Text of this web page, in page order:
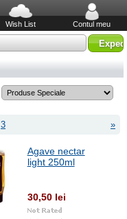
Wish List Contul meu
»
3
Agave nectar
light 250ml
30,50 lei